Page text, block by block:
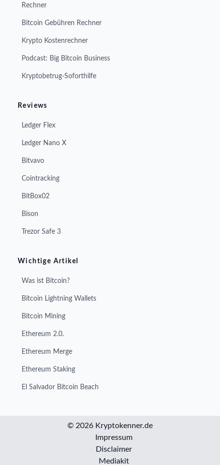
Rechner
Bitcoin Gebühren Rechner
Krypto Kostenrechner
Podcast: Big Bitcoin Business
Kryptobetrug-Soforthilfe
Reviews
Ledger Flex
Ledger Nano X
Bitvavo
Cointracking
BitBox02
Bison
Trezor Safe 3
Wichtige Artikel
Was ist Bitcoin?
Bitcoin Lightning Wallets
Bitcoin Mining
Ethereum 2.0.
Ethereum Merge
Ethereum Staking
El Salvador Bitcoin Beach
© 2026 Kryptokenner.de
Impressum
Disclaimer
Mediakit